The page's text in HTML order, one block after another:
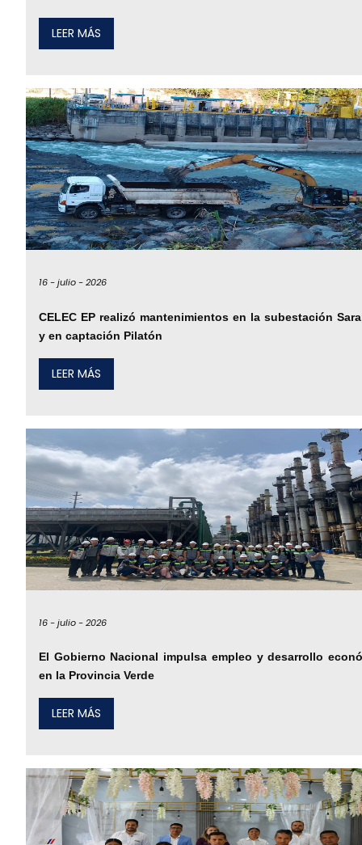
LEER MÁS
16 -julio -2026
CELEC EP realizó mantenimientos en la subestación
y en captación Pilatón
LEER MÁS
16 -julio -2026
El Gobierno Nacional impulsa empleo y desarrollo
en la Provincia Verde
LEER MÁS